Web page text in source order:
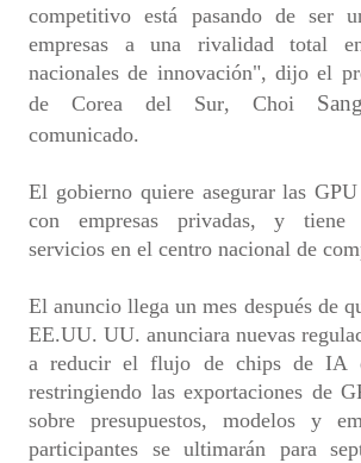
competitivo está pasando de ser
empresas a una rivalidad total
nacionales de innovación", dijo el
de Corea del Sur, Choi
comunicado.
El gobierno quiere asegurar las
con empresas privadas, y tiene
servicios en el centro nacional de
El anuncio llega un mes después de
EE.UU. UU. anunciara nuevas
a reducir el flujo de chips de IA
restringiendo las exportaciones de
sobre presupuestos, modelos y
participantes se ultimarán para